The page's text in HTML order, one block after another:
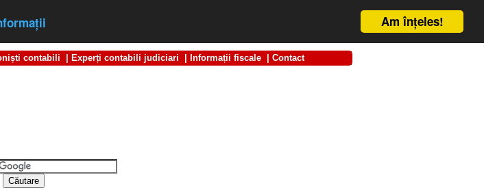
Am înţeles!
contabili Experți contabili judiciari Informații fiscale Contact